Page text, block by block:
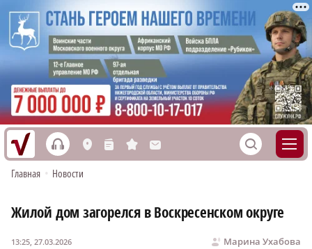
h L n s M S
Главная • Новости
Жилой дом загорелся в Воскресенском округе
Марина Ухабова
13:25, 27.03.2026